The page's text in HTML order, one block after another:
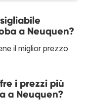
a Neuquen?
il miglior prezzo
i prezzi più
a Neuquen?